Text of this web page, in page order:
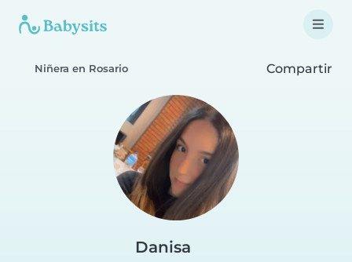
Niñera en Rosario Compartir
Danisa